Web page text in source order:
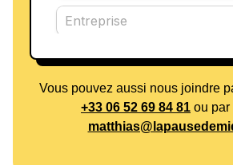
Vous pouvez aussi nous joindre
+33 06 52 69 84 81 ou par